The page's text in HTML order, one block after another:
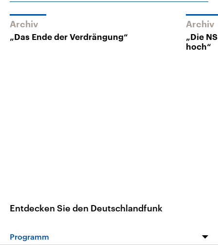
Archiv
„Das Ende der Verdrängung“
Archiv
„Die
hoch“
Entdecken Sie den Deutschlandfunk
Programm